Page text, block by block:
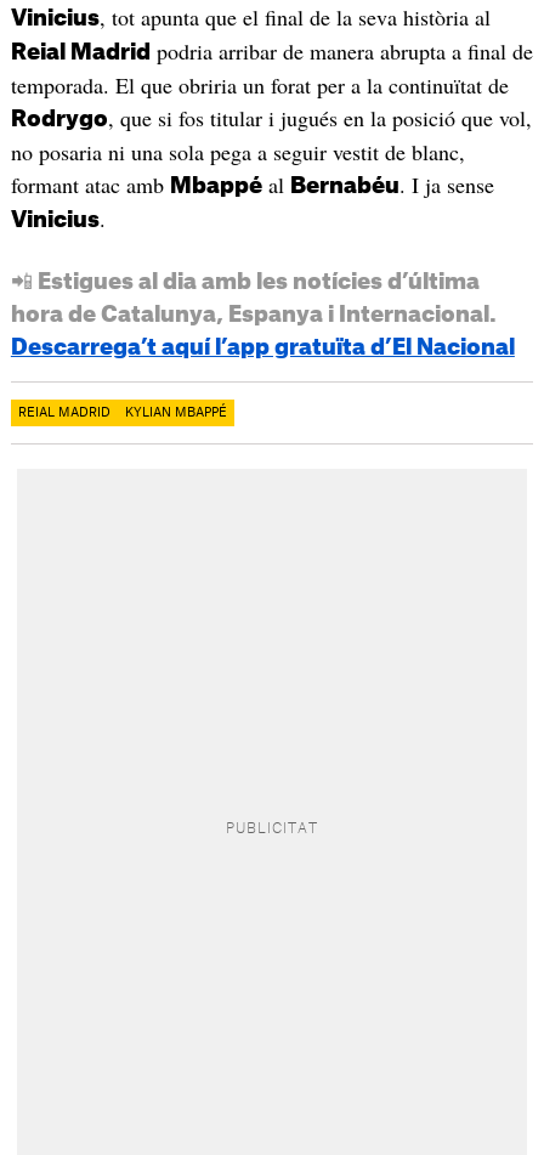
Vinicius, tot apunta que el final de la seva història al
Reial Madrid podria arribar de manera abrupta a final de
temporada. El que obriria un forat per a la continuïtat de
Rodrygo, que si fos titular i jugués en la posició que vol,
no posaria ni una sola pega a seguir vestit de blanc,
formant atac amb Mbappéal Bernabéu. I ja sense
Vinicius.
📲 Estigues al dia amb les notícies d’última
hora de Catalunya, Espanya i Internacional.
Descarrega’t aquí l’app gratuïta d’El Nacional
REIAL MADRID KYLIAN MBAPPÉ